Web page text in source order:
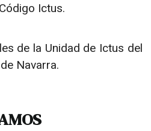
Ictus.
de la Unidad de Ictus del
Navarra.